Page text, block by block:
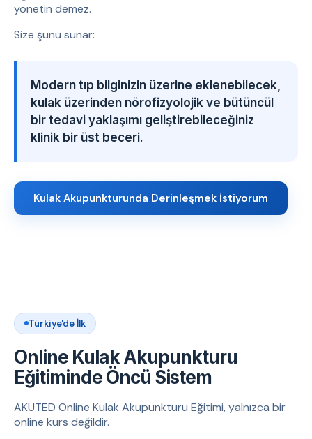
yönetin demez.
Size şunu sunar:
Modern tıp bilginizin üzerine eklenebilecek,
kulak üzerinden nörofizyolojik ve bütüncül
bir tedavi yaklaşımı geliştirebileceğiniz
klinik bir üst beceri.
Kulak Akupunkturunda Derinleşmek İstiyorum
Türkiye'de İlk
Online Kulak Akupunkturu
Eğitiminde Öncü Sistem
AKUTED Online Kulak Akupunkturu Eğitimi, yalnızca bir
online kurs değildir.